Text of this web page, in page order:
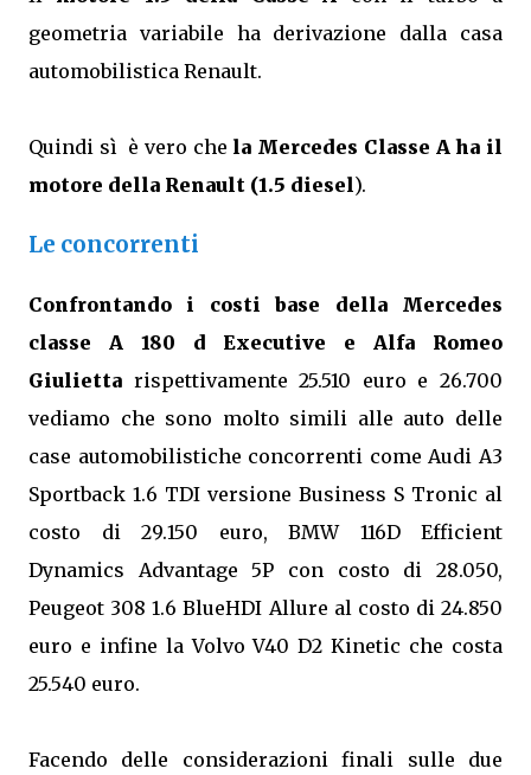
geometria variabile ha derivazione dalla casa
automobilistica Renault.
Quindi sì è vero che la Mercedes Classe A ha il
motore della Renault (1.5 diesel).
Le concorrenti
Confrontando i costi base della Mercedes
classe A 180 d Executive e Alfa Romeo
Giulietta rispettivamente 25.510 euro e 26.700
vediamo che sono molto simili alle auto delle
case automobilistiche concorrenti come Audi A3
Sportback 1.6 TDI versione Business S Tronic al
costo di 29.150 euro, BMW 116D Efficient
Dynamics Advantage 5P con costo di 28.050,
Peugeot 308 1.6 BlueHDI Allure al costo di 24.850
euro e infine la Volvo V40 D2 Kinetic che costa
25.540 euro.
Facendo delle considerazioni finali sulle due